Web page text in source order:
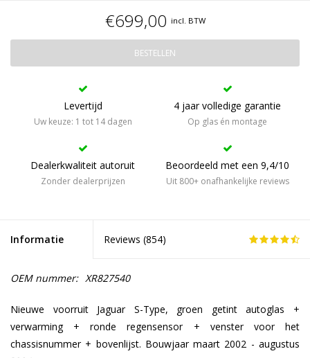
€699,00 incl. BTW
BESTELLEN
Levertijd
Uw keuze: 1 tot 14 dagen
4 jaar volledige garantie
Op glas én montage
Dealerkwaliteit autoruit
Zonder dealerprijzen
Beoordeeld met een 9,4/10
Uit 800+ onafhankelijke reviews
Informatie Reviews (854)
OEM nummer: XR827540
Nieuwe voorruit Jaguar S-Type, groen getint autoglas +
verwarming + ronde regensensor + venster voor het
chassisnummer + bovenlijst. Bouwjaar maart 2002 - augustus